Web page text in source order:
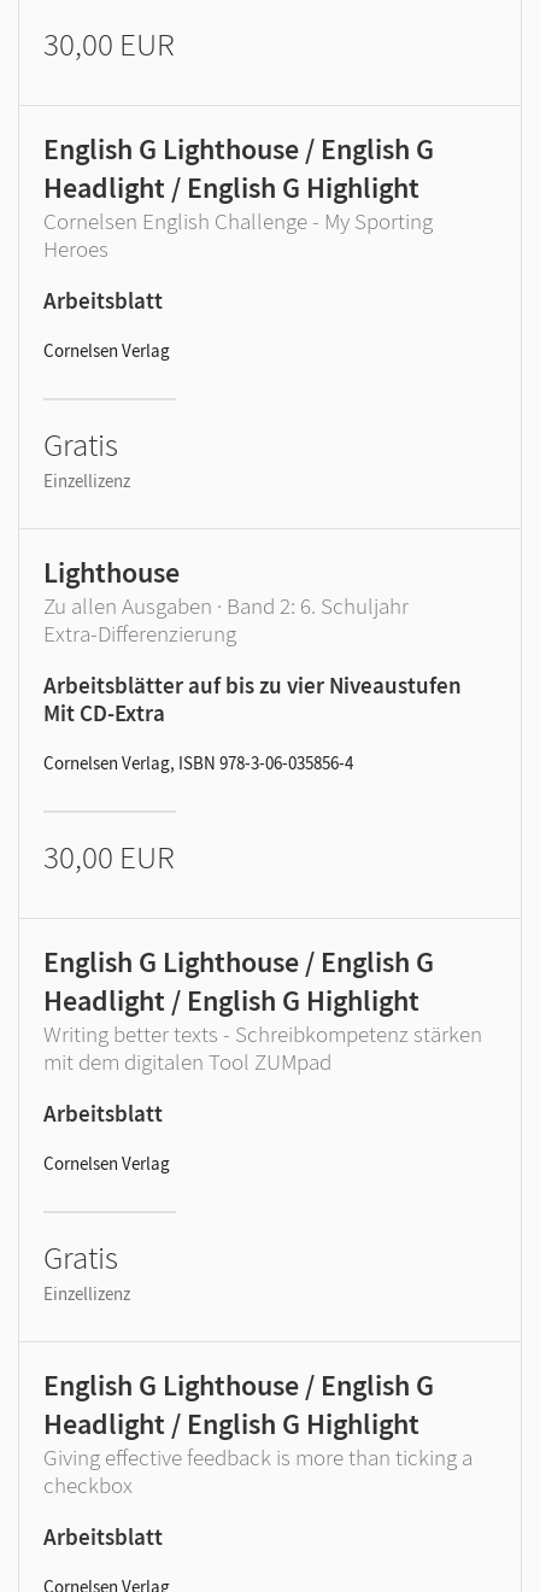
30,00 EUR
English G Lighthouse / English G
Headlight / English G Highlight
Cornelsen English Challenge - My Sporting
Heroes
Arbeitsblatt
Cornelsen Verlag
Gratis
Einzellizenz
Lighthouse
Zu allen Ausgaben · Band 2: 6. Schuljahr
Extra-Differenzierung
Arbeitsblätter auf bis zu vier Niveaustufen
Mit CD-Extra
Cornelsen Verlag, ISBN 978-3-06-035856-4
30,00 EUR
English G Lighthouse / English G
Headlight / English G Highlight
Writing better texts - Schreibkompetenz stärken
mit dem digitalen Tool ZUMpad
Arbeitsblatt
Cornelsen Verlag
Gratis
Einzellizenz
English G Lighthouse / English G
Headlight / English G Highlight
Giving effective feedback is more than ticking a
checkbox
Arbeitsblatt
Cornelsen Verlag